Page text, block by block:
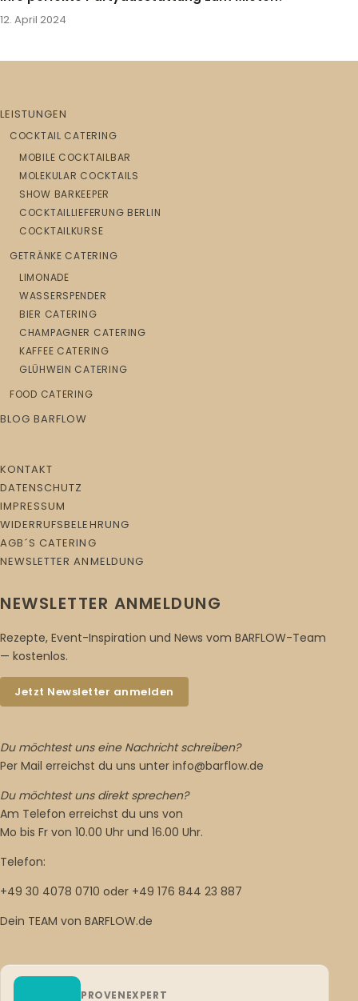
12. April 2024
LEISTUNGEN
COCKTAIL CATERING
MOBILE COCKTAILBAR
MOLEKULAR COCKTAILS
SHOW BARKEEPER
COCKTAILLIEFERUNG BERLIN
COCKTAILKURSE
GETRÄNKE CATERING
LIMONADE
WASSERSPENDER
BIER CATERING
CHAMPAGNER CATERING
KAFFEE CATERING
GLÜHWEIN CATERING
FOOD CATERING
BLOG BARFLOW
KONTAKT
DATENSCHUTZ
IMPRESSUM
WIDERRUFSBELEHRUNG
AGB´S CATERING
NEWSLETTER ANMELDUNG
NEWSLETTER ANMELDUNG
Rezepte, Event-Inspiration und News vom BARFLOW-Team
— kostenlos.
Jetzt Newsletter anmelden
Du möchtest uns eine Nachricht schreiben?
Per Mail erreichst du uns unter info@barflow.de
Du möchtest uns direkt sprechen?
Am Telefon erreichst du uns von
Mo bis Fr von 10.00 Uhr und 16.00 Uhr.
Telefon:
+49 30 4078 0710 oder +49 176 844 23 887
Dein TEAM von BARFLOW.de
PROVENEXPERT